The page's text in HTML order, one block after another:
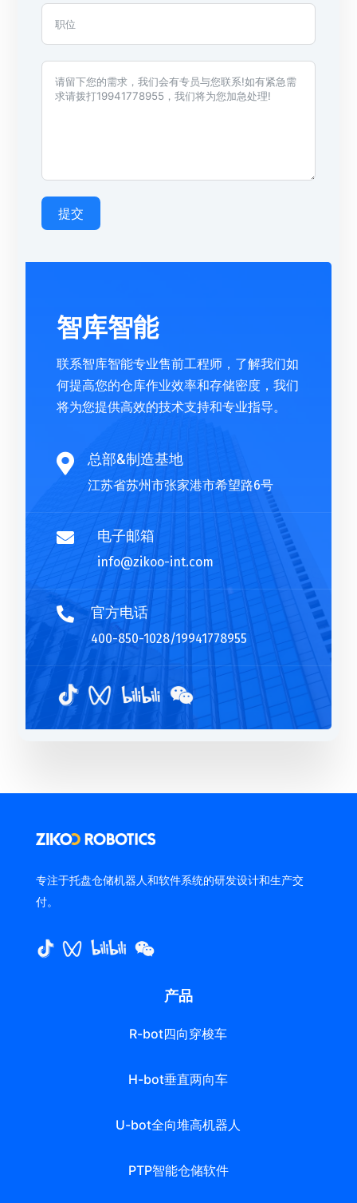
提交
智库智能
联系智库智能专业售前工程师，了解我们如
何提高您的仓库作业效率和存储密度，我们
将为您提供高效的技术支持和专业指导。
 总部&制造基地
江苏省苏州市张家港市希望路6号
 电子邮箱
info@zikoo-int.com
 官方电话
400-850-1028/19941778955
专注于托盘仓储机器人和软件系统的研发设计和生产交
付。
产品
R-bot四向穿梭车
H-bot垂直两向车
U-bot全向堆高机器人
PTP智能仓储软件